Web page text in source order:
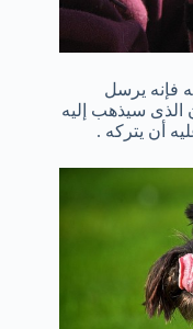
فإنه يرسل
الذى سيذهب إليه
أن يتركه .